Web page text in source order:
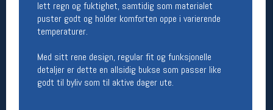
lett regn og fuktighet, samtidig som materialet
puster godt og holder komforten oppe i varierende
temperaturer.
Med sitt rene design, regular fit og funksjonelle
detaljer er dette en allsidig bukse som passer like
godt til byliv som til aktive dager ute.
Om verkstedet
For å bestille time må du logge inn i
nettbutikken og trykke på den nederste blå
Betingelser